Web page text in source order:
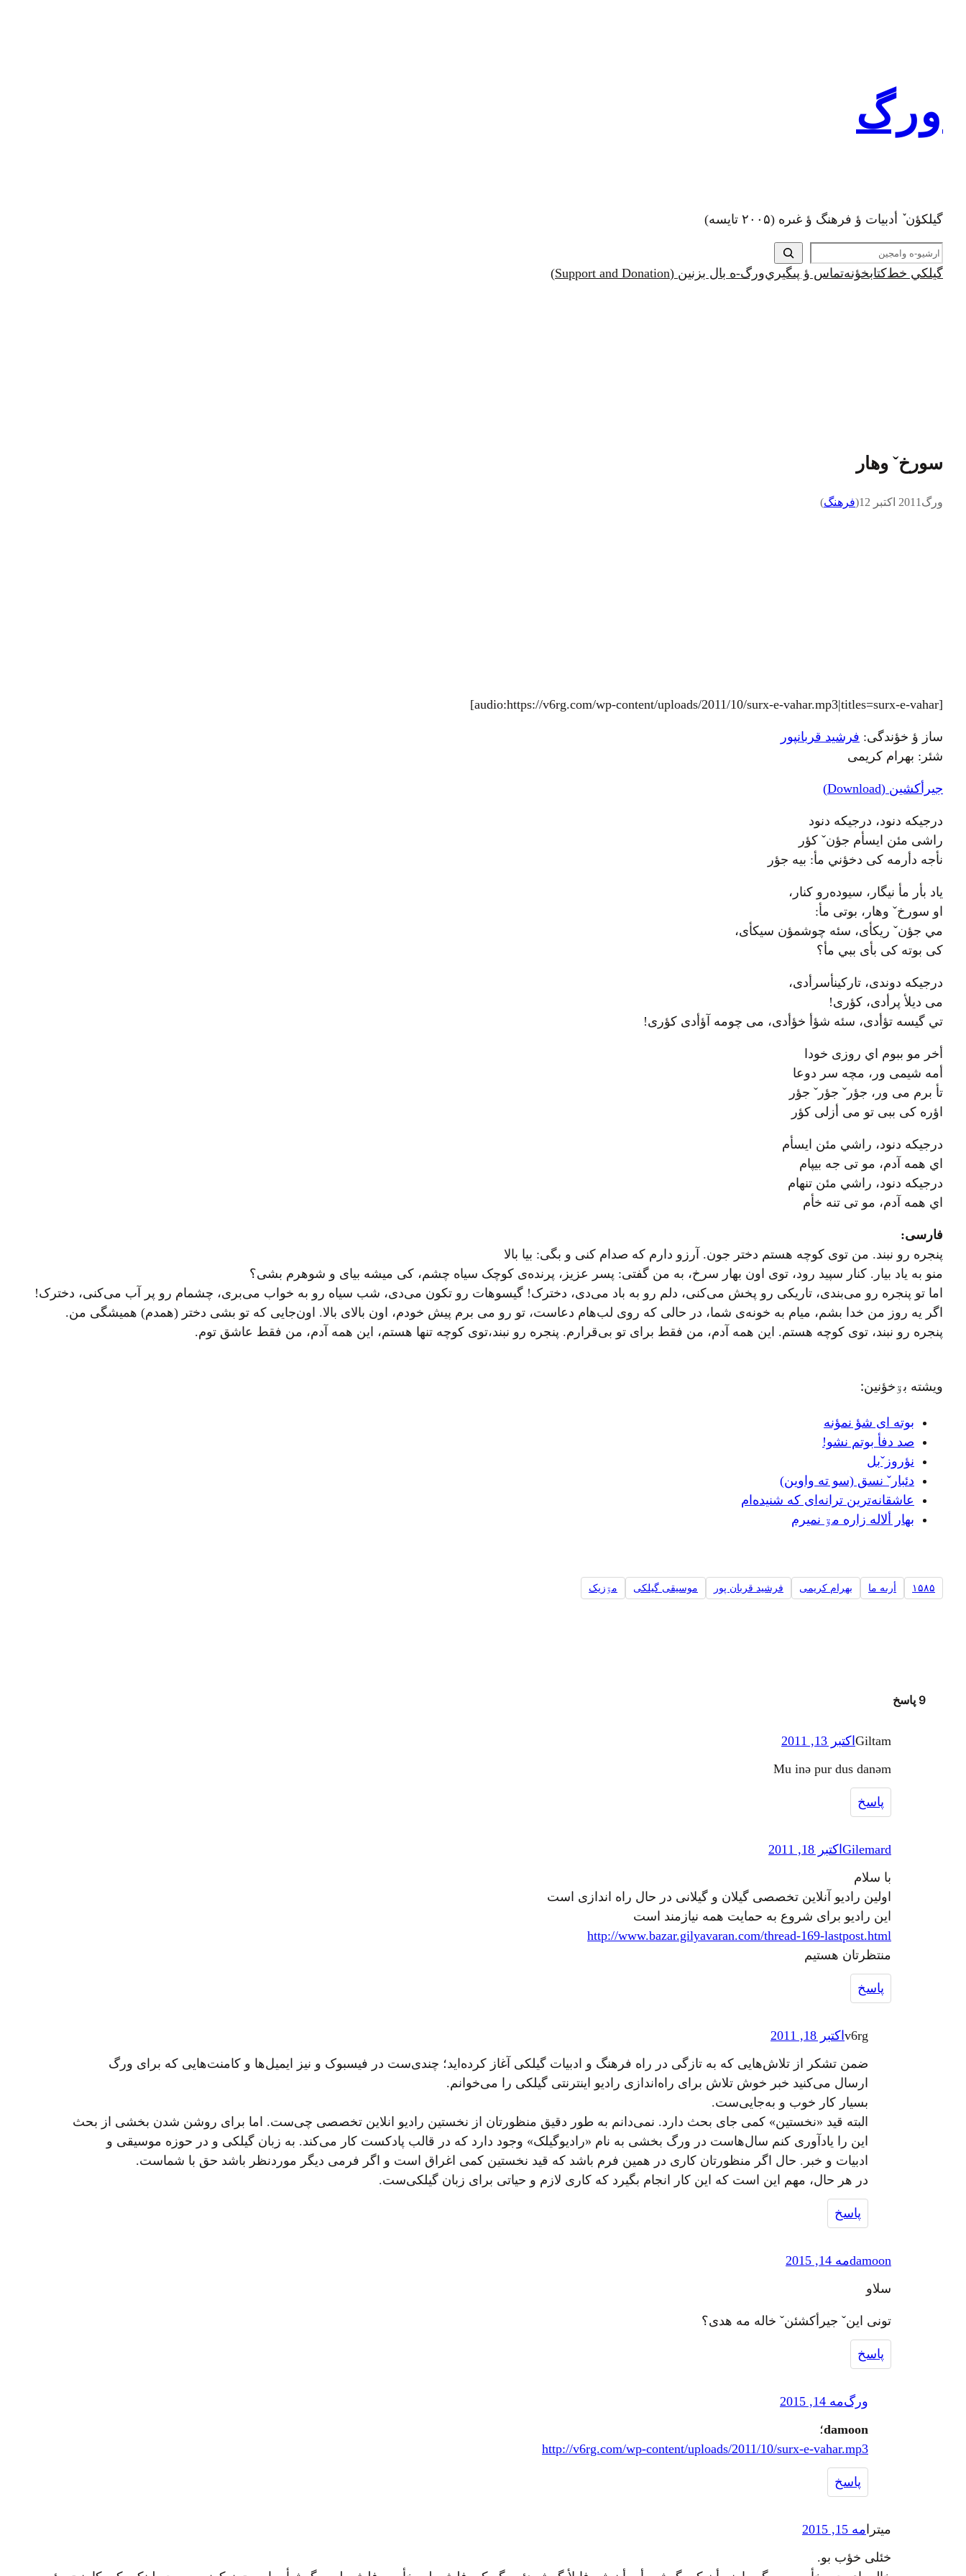
ورگ
گيلکؤن ٚ أدبیات ؤ فرهنگ ؤ غىره (۲۰۰۵ تايسه)
ج
س
تگيلکي خطکتابخؤنهتماس ؤ پىگيريورگ-ه بال بزنين (Support and Donation)
سورخˇ وهار
ورگ 2011 اکتبر 12 (فرهنگ)
[audio:https://v6rg.com/wp-content/uploads/2011/10/surx-e-vahar.mp3|titles=surx-e-vahar]
ساز ؤ خؤندگی: فرشید قربانپور
شئر: بهرام کریمی
جیرأکشین (Download)
درجیکه دنود، درجیکه دنود
راشی مئن ایسأم جؤنˇ کؤر
نأجه دأرمه کی دخؤني مأ: بیه جؤر
یاد بأر مأ نیگار، سیوده‌رو کنار،
او سورخˇ وهار، بوتی مأ:
مي جؤنˇ ریکأی، سئه چوشمؤن سیکأی،
کی بوته کی بأی ببي مأ؟
درجیکه دوندی، تارکینأسرأدی،
می دیلأ پرأدی، کؤری!
تي گيسه تؤأدی، سئه شؤأ خؤأدی، می چومه آؤأدی کؤری!
أخر مو ببوم اي روزی خودا
أمه شیمی ور، مچه سر دوعا
تأ برم می ور، جؤرˇ جؤرˇ جؤر
اؤره کی ببی تو می أزلی کؤر
درجیکه دنود، راشي مئن ایسأم
اي همه آدم، مو تی جه بیپام
درجیکه دنود، راشي مئن تنهام
اي همه آدم، مو تی تنه خأم
فارسی:
پنجره رو نبند. من توی کوچه هستم دختر جون. آرزو دارم که صدام کنی و بگی: بیا بالا
منو به یاد بیار. کنار سپید رود، توی اون بهار سرخ، به من گفتی: پسر عزیز، پرنده‌ی کوچک سیاه چشم، کی میشه بیای و شوهرم بشی؟
اما تو پنجره رو می‌بندی، تاریکی رو پخش می‌کنی، دلم رو به باد می‌دی، دخترک! گیسوهات رو تکون می‌دی، شب سیاه رو به خواب می‌بری، چشمام رو پر آب می‌کنی، دخترک!
اگر یه روز من خدا بشم، میام به خونه‌ی شما، در حالی که روی لب‌هام دعاست، تو رو می برم پیش خودم، اون بالای بالا. اون‌جایی که تو بشی دختر (همدم) همیشگی من.
پنجره رو نبند، توی کوچه هستم. این همه آدم، من فقط برای تو بی‌قرارم. پنجره رو نبند،توی کوچه تنها هستم، این همه آدم، من فقط عاشق توم.
ويشته بۊخؤنين:
بوته ای شؤ نمؤنه
صد دفأ بوتم نشو!
نؤروزˇبل
دئبارˇ نسق (سو ته واوین)
عاشقانه‌ترین ترانه‌ای که شنیده‌ام
بهار ألاله زاره مۊ نميرم
۱۵۸۵ أرىه ما بهرام کریمی فرشید قربان پور موسیقی گیلکی مۊزيک
9 پاسخ
Giltam اکتبر 13, 2011
Mu inə pur dus danəm
پاسخ
Gilemard اکتبر 18, 2011
با سلام
اولین رادیو آنلاین تخصصی گیلان و گیلانی در حال راه اندازی است
این رادیو برای شروع به حمایت همه نیازمند است
http://www.bazar.gilyavaran.com/thread-169-lastpost.html
منتظرتان هستیم
پاسخ
v6rg اکتبر 18, 2011
ضمن تشکر از تلاش‌هایی که به تازگی در راه فرهنگ و ادبیات گیلکی آغاز کرده‌اید؛ چندی‌ست در فیسبوک و نیز ایمیل‌ها و کامنت‌هایی که برای ورگ
ارسال می‌کنید خبر خوش تلاش برای راه‌اندازی رادیو اینترنتی گیلکی را می‌خوانم.
بسیار کار خوب و به‌جایی‌ست.
البته قید «نخستین» کمی جای بحث دارد. نمی‌دانم به طور دقیق منظورتان از نخستین رادیو انلاین تخصصی چی‌ست. اما برای روشن شدن بخشی از بحث
این را یادآوری کنم سال‌هاست در ورگ بخشی به نام «رادیوگیلک» وجود دارد که در قالب پادکست کار می‌کند. به زبان گیلکی و در حوزه موسیقی و
ادبیات و خبر. حال اگر منظورتان کاری در همین فرم باشد که قید نخستین کمی اغراق است و اگر فرمی دیگر موردنظر باشد حق با شماست.
در هر حال، مهم این است که این کار انجام بگیرد که کاری لازم و حیاتی برای زبان گیلکی‌ست.
پاسخ
damoonمه 14, 2015
سلاو
تونی اینˇ جیرأکشئنˇ خاله مه هدی؟
پاسخ
ورگمه 14, 2015
damoon؛
http://v6rg.com/wp-content/uploads/2011/10/surx-e-vahar.mp3
پاسخ
میترامه 15, 2015
خئلی خؤب بو.